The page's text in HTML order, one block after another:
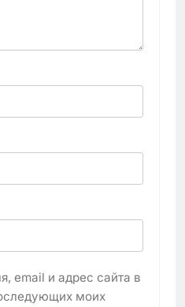
email и адрес сайта в
моих